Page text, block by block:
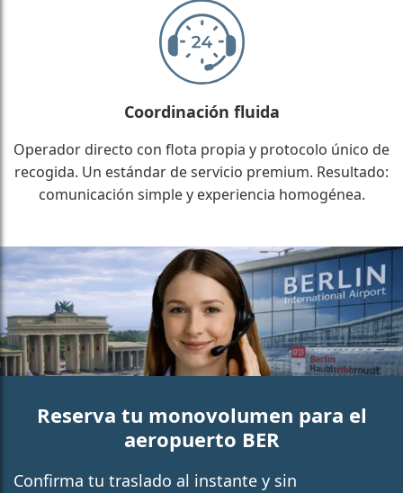
Coordinación fluida
Operador directo con flota propia y protocolo único de
recogida. Un estándar de servicio premium. Resultado:
comunicación simple y experiencia homogénea.
Reserva tu monovolumen para el
aeropuerto BER
Confirma tu traslado al instante y sin